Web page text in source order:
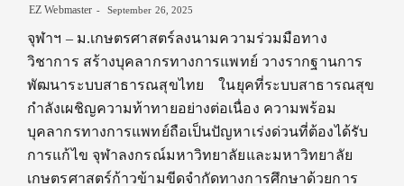
EZ Webmaster September 26, 2025
จุฬาฯ – ม.เกษตรศาสตร์ลงนามความร่วมมือทาง
วิชาการ สร้างบุคลากรทางการแพทย์ วางรากฐานการ
พัฒนาระบบสาธารณสุขไทย ในยุคที่ระบบสาธารณสุข
กำลังเผชิญความท้าทายอย่างต่อเนื่อง ความพร้อม
บุคลากรทางการแพทย์ถือเป็นปัญหาเร่งด่วนที่ต้องได้รับ
การแก้ไข จุฬาลงกรณ์มหาวิทยาลัยและมหาวิทยาลัย
เกษตรศาสตร์ก้าวข้ามขีดจำกัดทางการศึกษาด้วยการ